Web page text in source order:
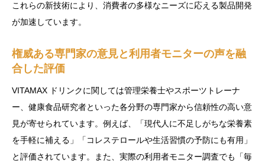
これらの新技術により、消費者の多様なニーズに応える製品開発
が加速しています。
権威ある専門家の意見と利用者モニターの声を融
合した評価
VITAMAX ドリンクに関しては管理栄養士やスポーツトレーナ
ー、健康食品研究者といった各分野の専門家から信頼性の高い意
見が寄せられています。例えば、「現代人に不足しがちな栄養素
を手軽に補える」「コレステロールや生活習慣の予防にも有用」
と評価されています。また、実際の利用者モニター調査でも「毎